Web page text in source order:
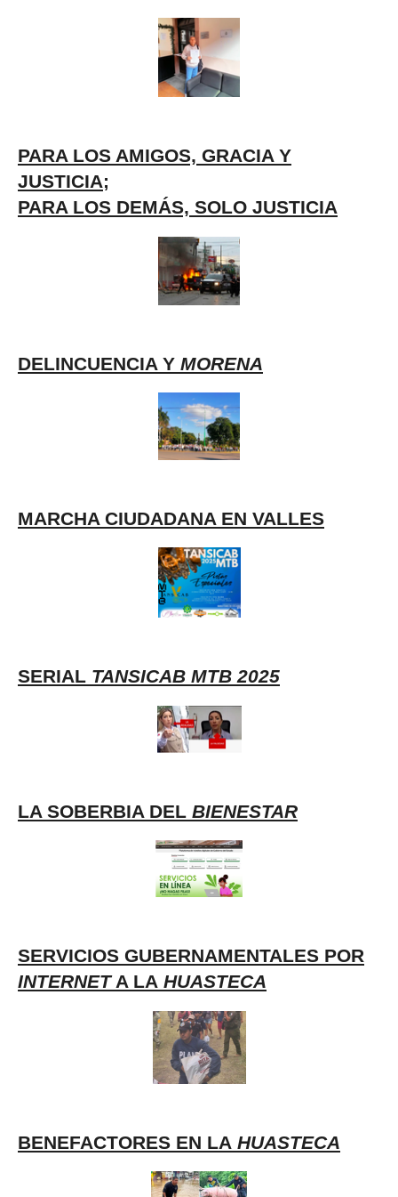
PARA LOS AMIGOS, GRACIA Y
JUSTICIA;
PARA LOS DEMÁS, SOLO JUSTICIA
DELINCUENCIA Y MORENA
MARCHA CIUDADANA EN VALLES
SERIAL TANSICAB MTB 2025
LA SOBERBIA DEL BIENESTAR
SERVICIOS GUBERNAMENTALES POR
INTERNETA LA HUASTECA
BENEFACTORES EN LA HUASTECA